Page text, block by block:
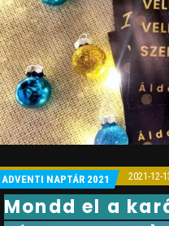
ADVENTI NAPTÁR 2021 2021-12-
Mondd el a